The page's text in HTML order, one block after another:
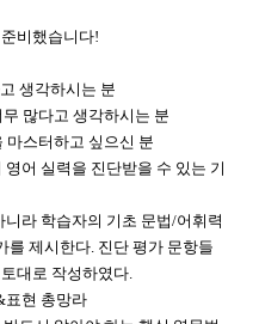
비했습니다!
생각하시는 분
많다고 생각하시는 분
마스터하고 싶으신 분
어 실력을 진단받을 수 있는 기
라 학습자의 기초 문법/어휘력
를 제시한다. 진단 평가 문항들
대로 작성하였다.
현 총망라